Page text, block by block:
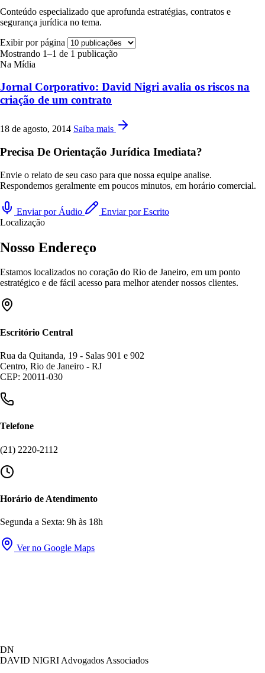
Conteúdo especializado que aprofunda estratégias, contratos e
segurança jurídica no tema.
Exibir por página
Mostrando 1–1 de 1 publicação
Na Mídia
Jornal Corporativo: David Nigri avalia os riscos na
criação de um contrato
18 de agosto, 2014 Saiba mais
Precisa De Orientação Jurídica Imediata?
Envie o relato de seu caso para que nossa equipe analise.
Respondemos geralmente em poucos minutos, em horário comercial.
Enviar por Áudio
Enviar por Escrito
Localização
Nosso Endereço
Estamos localizados no coração do Rio de Janeiro, em um ponto
estratégico e de fácil acesso para melhor atender nossos clientes.
Escritório Central
Rua da Quitanda, 19 - Salas 901 e 902
Centro, Rio de Janeiro - RJ
CEP: 20011-030
Telefone
(21) 2220-2112
Horário de Atendimento
Segunda a Sexta: 9h às 18h
Ver no Google Maps
DN
DAVID NIGRI Advogados Associados
Online agora